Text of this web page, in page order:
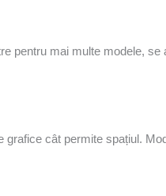
pentru mai multe modele, se
grafice cât permite spațiul.